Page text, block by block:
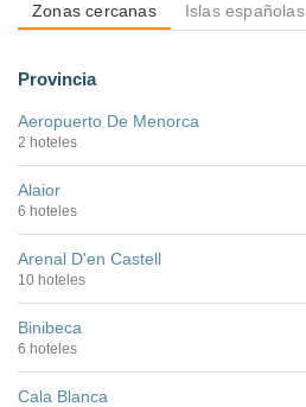
Zonas cercanas Islas españolas
Provincia
Aeropuerto De Menorca
2 hoteles
Alaior
6 hoteles
Arenal D'en Castell
10 hoteles
Binibeca
6 hoteles
Cala Blanca